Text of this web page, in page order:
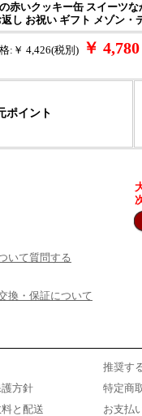
赤いクッキー缶 スイーツ
し お祝い ギフト メゾン・
:￥ 4,426(税別) ￥
ポイント
いて質問する
換・保証について
推奨す
方針
特定商
と配送 お支払